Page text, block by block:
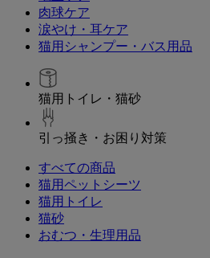
肉球ケア
涙やけ・耳ケア
猫用シャンプー・バス用品
猫用トイレ・猫砂
引っ掻き・お困り対策
すべての商品
猫用ペットシーツ
猫用トイレ
猫砂
おむつ・生理用品